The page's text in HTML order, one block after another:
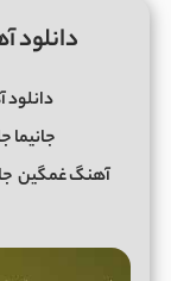
دانلود
جانیما
آهنگ غمگین